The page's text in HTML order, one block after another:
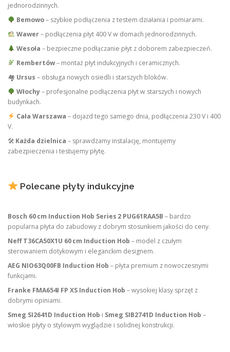
jednorodzinnych.
Bemowo– szybkie podłączenia z testem działania i pomiarami.
Wawer– podłączenia płyt 400 V w domach jednorodzinnych.
Wesoła – bezpieczne podłączanie płyt z doborem zabezpieczeń.
Rembertów– montaż płyt indukcyjnych i ceramicznych.
🏘 Ursus – obsługa nowych osiedli i starszych bloków.
Włochy– profesjonalne podłączenia płyt w starszych i nowych
budynkach.
Cała Warszawa – dojazd tego samego dnia, podłączenia 230 V i 400
V.
🛠 Każda dzielnica – sprawdzamy instalację, montujemy
zabezpieczenia i testujemy płytę.
Polecane płyty indukcyjne
Bosch 60 cm Induction Hob Series 2 PUG61RAA5B – bardzo
popularna płyta do zabudowy z dobrym stosunkiem jakości do ceny.
Neff T36CA50X1U 60 cm Induction Hob – model z czułym
sterowaniem dotykowym i eleganckim designem.
AEG NIO63Q00FB Induction Hob – płyta premium z nowoczesnymi
funkcjami.
Franke FMA654I FP XS Induction Hob – wysokiej klasy sprzęt z
dobrymi opiniami.
Smeg SI2641D Induction Hob i Smeg SIB2741D Induction Hob –
włoskie płyty o stylowym wyglądzie i solidnej konstrukcji.